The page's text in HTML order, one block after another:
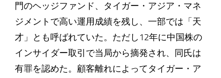
門のヘッジファンド、タイガー・アジア・マネ
ジメントで高い運用成績を残し、一部では「天
才」とも呼ばれていた。ただし12年に中国株の
インサイダー取引で当局から摘発され、同氏は
有罪を認めた。顧客離れによってタイガー・ア